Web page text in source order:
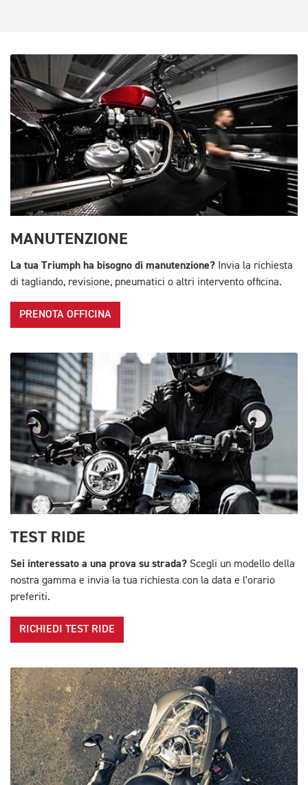
MANUTENZIONE
La tua Triumph ha bisogno di manutenzione? Invia la richiesta
di tagliando, revisione, pneumatici o altri intervento officina.
PRENOTA OFFICINA
TEST RIDE
Sei interessato a una prova su strada? Scegli un modello della
nostra gamma e invia la tua richiesta con la data e l'orario
preferiti.
RICHIEDI TEST RIDE